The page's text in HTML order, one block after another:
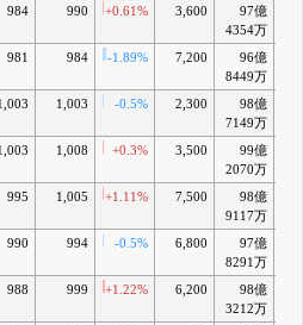
984 990 +0.61% 3,600
97億
4354万
981 984 -1.89% 7,200
96億
8449万
1,003 -0.5% 2,300
98億
7149万
1,008 +0.3% 3,500
99億
2070万
995 1,005 +1.11% 7,500
98億
9117万
990 994 -0.5% 6,800
97億
8291万
988 999 +1.22% 6,200
98億
3212万